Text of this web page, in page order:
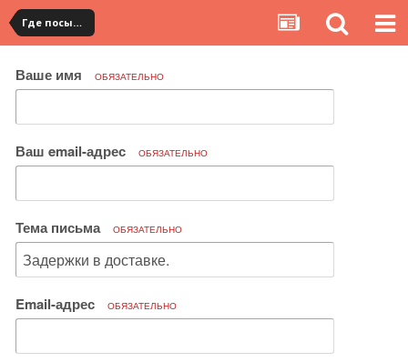
Где посылка?
Ваше имя ОБЯЗАТЕЛЬНО
Ваш email-адрес ОБЯЗАТЕЛЬНО
Тема письма ОБЯЗАТЕЛЬНО
Email-адрес ОБЯЗАТЕЛЬНО